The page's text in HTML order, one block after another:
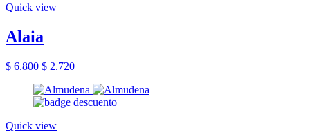
Quick view
Alaia
$ 6.800 $ 2.720
Quick view